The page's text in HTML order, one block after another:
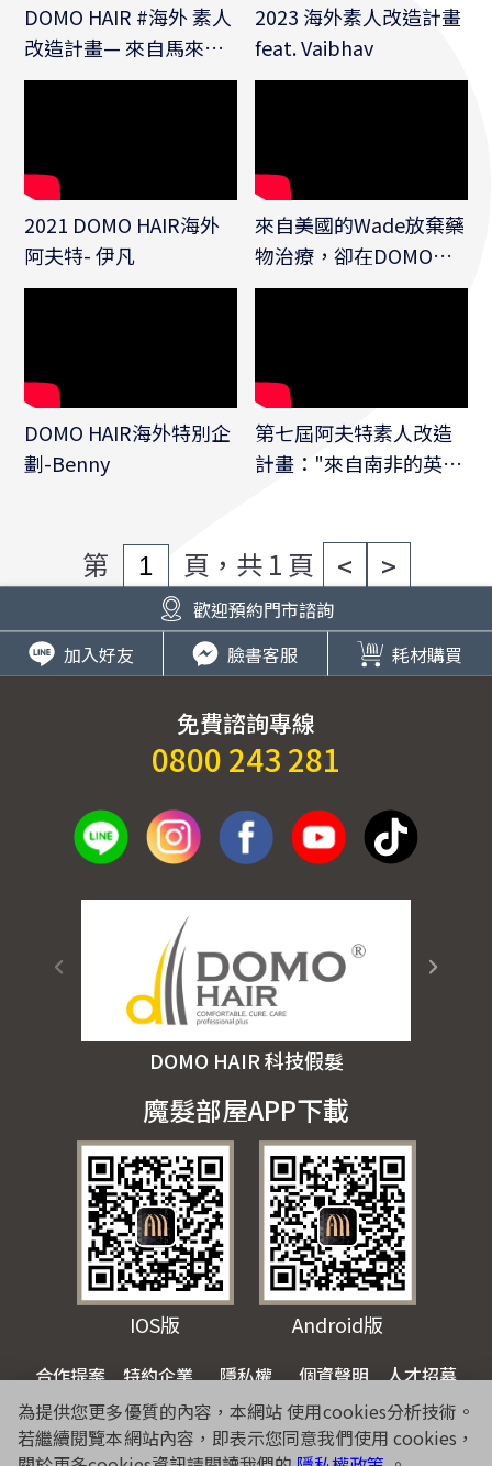
DOMO HAIR #海外 素人
改造計畫— 來自馬來西
亞的 Kevin (come from
2023 海外素人改造計畫
feat. Vaibhav
2021 DOMO HAIR海外
阿夫特- 伊凡
來自美國的Wade放棄藥
物治療，卻在DOMO
HAIR找回自信與感動
DOMO HAIR海外特別企
劃-Benny
第七屆阿夫特素人改造
計畫："來自南非的英文
第 頁，共 1 頁 < >
歡迎預約門市諮詢
加入好友
臉書客服 耗材購買
免費諮詢專線
0800 243 281
魔髮部屋APP下載
IOS版 Android版
合作提案 特約企業 隱私權 個資聲明 人才招募
DOMO HAIR 科技假髮
Copyright© 2026 WARMSUN HAIR PRODUCTS GROUP All Rights
Reserved.
為提供您更多優質的內容，本網站 使用cookies分析技術。
若繼續閱覽本網站內容，即表示您同意我們使用 cookies，